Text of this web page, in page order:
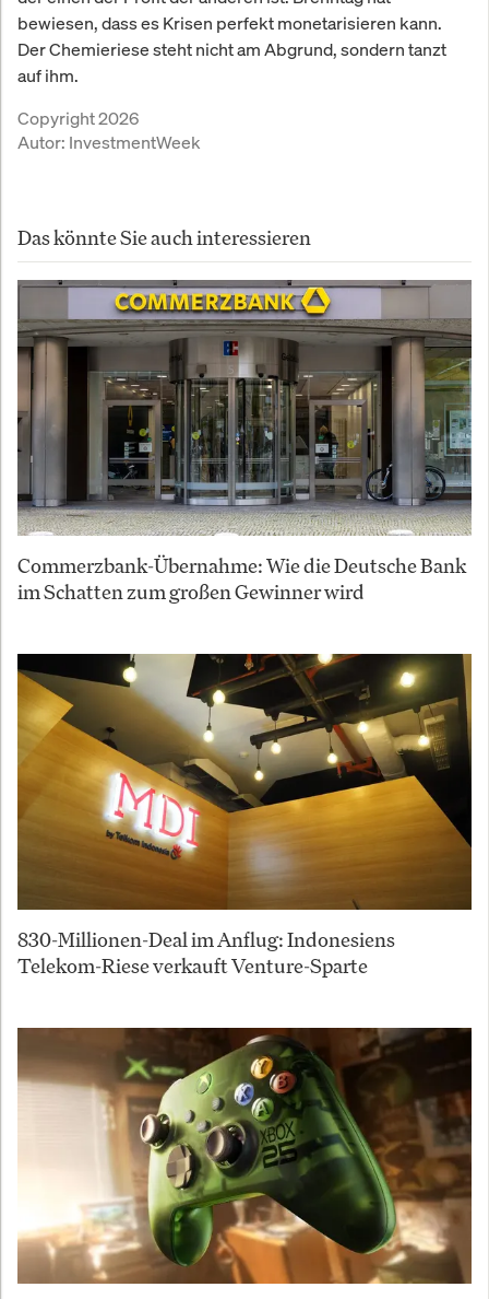
bewiesen, dass es Krisen perfekt monetarisieren kann.
Der Chemieriese steht nicht am Abgrund, sondern tanzt
auf ihm.
Copyright 2026
Autor: InvestmentWeek
Das könnte Sie auch interessieren
Commerzbank-Übernahme: Wie die Deutsche Bank
im Schatten zum großen Gewinner wird
830-Millionen-Deal im Anflug: Indonesiens
Telekom-Riese verkauft Venture-Sparte